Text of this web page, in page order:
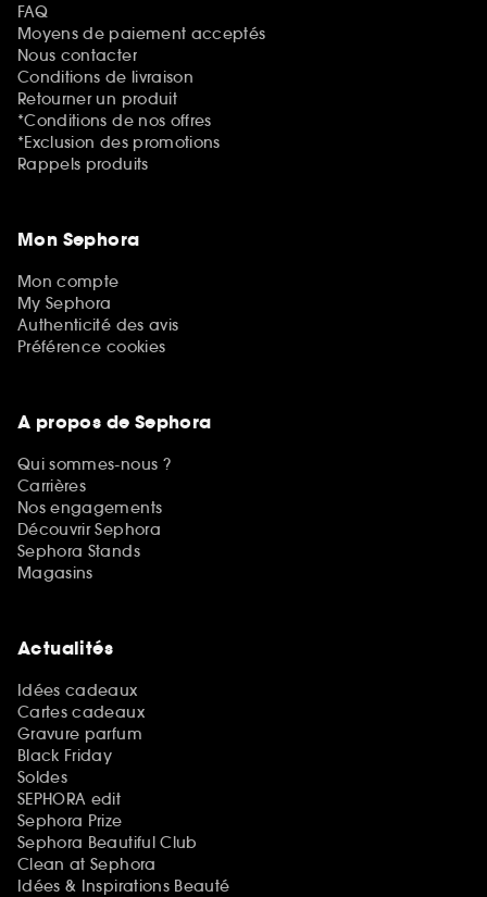
FAQ
Moyens de paiement acceptés
Nous contacter
Conditions de livraison
Retourner un produit
*Conditions de nos offres
*Exclusion des promotions
Rappels produits
Mon Sephora
Mon compte
My Sephora
Authenticité des avis
Préférence cookies
A propos de Sephora
Qui sommes-nous ?
Carrières
Nos engagements
Découvrir Sephora
Sephora Stands
Magasins
Actualités
Idées cadeaux
Cartes cadeaux
Gravure parfum
Black Friday
Soldes
SEPHORA edit
Sephora Prize
Sephora Beautiful Club
Clean at Sephora
Idées & Inspirations Beauté